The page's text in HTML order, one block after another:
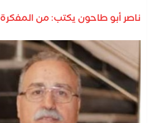
ناصر أبو طاحون يكتب: من المفكرة